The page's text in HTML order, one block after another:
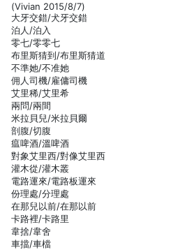
(Vivian 2015/8/7)
大牙交錯/犬牙交錯
泊人/泊入
零七/零零七
布里斯猜到/布里斯猜道
不準她/不准她
佣人司機/雇傭司機
艾里稀/艾里希
兩問/兩間
米拉貝兒/米拉貝爾
剖腹/切腹
瘟啤酒/溫啤酒
對象艾里西/對像艾里西
灌木從/灌木叢
電路運來/電路板運來
份理處/分理處
在那兒以前/在那以前
卡路裡/卡路里
韋捨/韋舍
車擋/車檔